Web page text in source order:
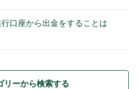
行口座から出金をすることは
リーから検索する